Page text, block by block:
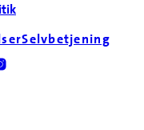
Selvbetjening